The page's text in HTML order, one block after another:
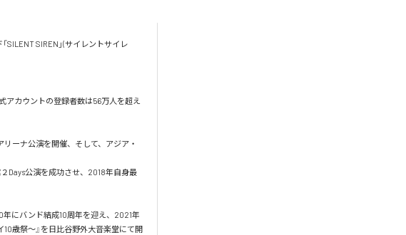
SILENT SIREN」(サイレントサイレ
アカウントの登録者数は56万人を超え
ーナ公演を開催、そして、アジア・
Days公演を成功させ、2018年自身最
にバンド結成10周年を迎え、2021年
歳祭〜』を日比谷野外大音楽堂にて開